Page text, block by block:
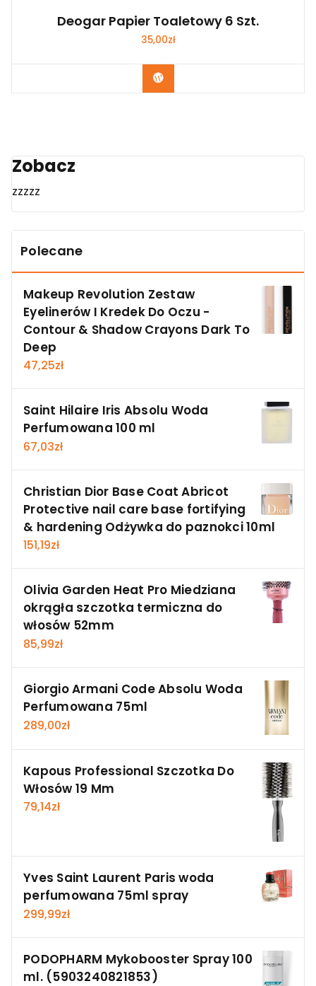
Deogar Papier Toaletowy 6 Szt.
35,00zł
Zobacz
Zobacz
zzzzz
Polecane
Makeup Revolution Zestaw
Eyelinerów I Kredek Do Oczu -
Contour & Shadow Crayons Dark To
Deep
47,25zł
Saint Hilaire Iris Absolu Woda
Perfumowana 100 ml
67,03zł
Christian Dior Base Coat Abricot
Protective nail care base fortifying
& hardening Odżywka do paznokci 10ml
151,19zł
Olivia Garden Heat Pro Miedziana
okrągła szczotka termiczna do
włosów 52mm
85,99zł
Giorgio Armani Code Absolu Woda
Perfumowana 75ml
289,00zł
Kapous Professional Szczotka Do
Włosów 19 Mm
79,14zł
Yves Saint Laurent Paris woda
perfumowana 75ml spray
299,99zł
PODOPHARM Mykobooster Spray 100
ml. (5903240821853)